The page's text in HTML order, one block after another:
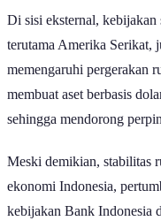
Di sisi eksternal, kebijakan
terutama Amerika Serikat,
memengaruhi pergerakan
membuat aset berbasis
sehingga mendorong
Meski demikian, stabilitas
ekonomi Indonesia,
kebijakan Bank Indonesia